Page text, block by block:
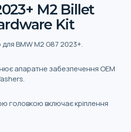
M2 Billet
Kit
BMW M2 G87 2023+.
апаратне забезпечення OEM
головкою включає кріплення